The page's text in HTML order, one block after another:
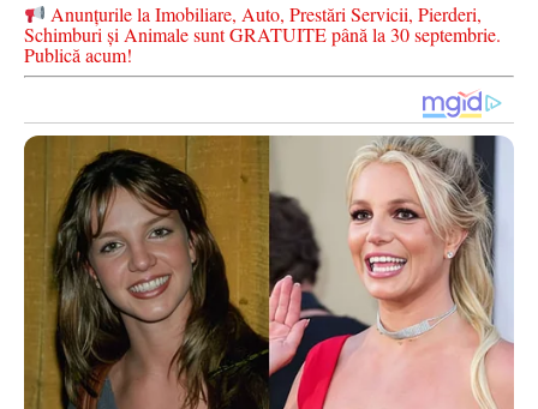
Anunțurile la Imobiliare, Auto, Prestări Servicii, Pierderi,
Schimburi și Animale sunt GRATUITE până la 30 septembrie.
Publică acum!